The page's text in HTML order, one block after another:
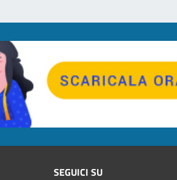
SEGUICI SU